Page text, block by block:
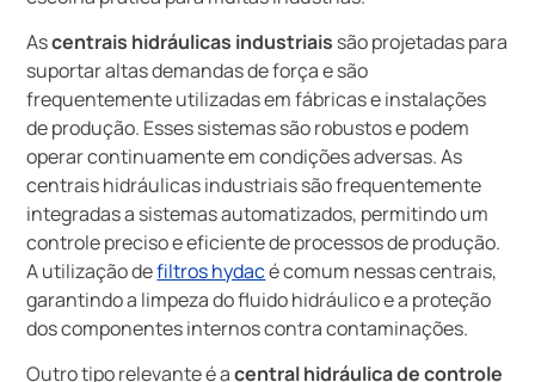
Ascentrais hidráulicas industriais são projetadas para
suportar altas demandas de força e são
frequentemente utilizadas em fábricas e instalações
de produção. Esses sistemas são robustos e podem
operar continuamente em condições adversas. As
centrais hidráulicas industriais são frequentemente
integradas a sistemas automatizados, permitindo um
controle preciso e eficiente de processos de produção.
A utilização defiltros hydacé comum nessas centrais,
garantindo a limpeza do fluido hidráulico e a proteção
dos componentes internos contra contaminações.
Outro tipo relevante é acentral hidráulica de controle